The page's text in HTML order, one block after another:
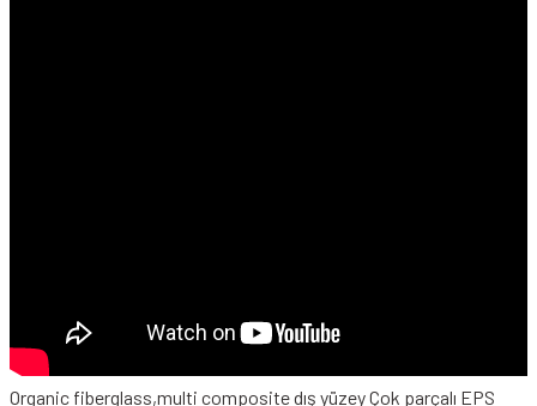
Organic fiberglass,multi composite dış yüzey Çok parçalı EPS